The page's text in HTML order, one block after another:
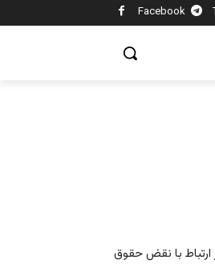
Facebook
با نقض حقوق